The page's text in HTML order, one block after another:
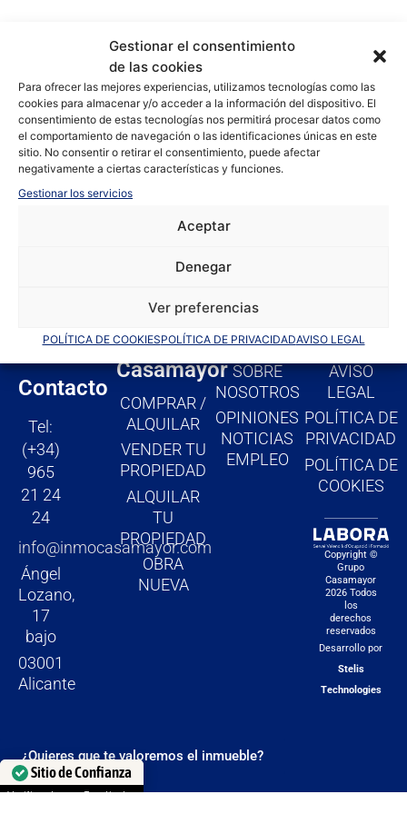
Gestionar el consentimiento
de las cookies
Para ofrecer las mejores experiencias, utilizamos tecnologías como las
cookies para almacenar y/o acceder a la información del dispositivo. El
consentimiento de estas tecnologías nos permitirá procesar datos como
el comportamiento de navegación o las identificaciones únicas en este
sitio. No consentir o retirar el consentimiento, puede afectar
negativamente a ciertas características y funciones.
Gestionar los servicios
Aceptar
Denegar
Ver preferencias
POLÍTICA DE COOKIESPOLÍTICA DE PRIVACIDADAVISO LEGAL
¿Quieres que te valoremos el inmueble?
a
c
e
b
o
o
k
I
s
t
a
g
r
m
u
t
u
b
e
Contacto
Tel:
(+34)
965
21 24
24
info@inmocasamayor.com
Ángel
Lozano,
17
bajo
03001
Alicante
Casamayor
COMPRAR /
ALQUILAR
VENDER TU
PROPIEDAD
ALQUILAR
TU
PROPIEDAD
OBRA
NUEVA
SOBRE
NOSOTROS
OPINIONES
NOTICIAS
EMPLEO
AVISO
LEGAL
POLÍTICA DE
PRIVACIDAD
POLÍTICA DE
COOKIES
Copyright ©
Grupo
Casamayor
2026 Todos
los
derechos
reservados
Desarrollo por
Stelis
Technologies
Sitio de Confianza